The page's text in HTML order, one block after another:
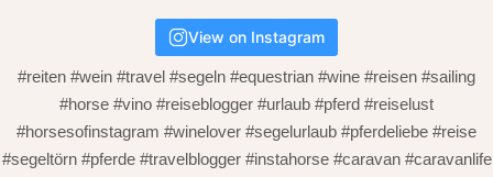
View on Instagram
#reiten #wein #travel #segeln #equestrian #wine #reisen #sailing
#horse #vino #reiseblogger #urlaub #pferd #reiselust
#horsesofinstagram #winelover #segelurlaub #pferdeliebe #reise
#segeltörn #pferde #travelblogger #instahorse #caravan #caravanlife